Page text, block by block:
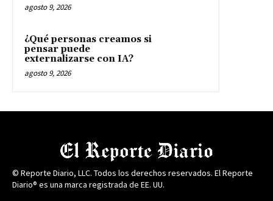
agosto 9, 2026
¿Qué personas creamos si
pensar puede
externalizarse con IA?
agosto 9, 2026
© Reporte Diario, LLC. Todos los derechos reservados. El Reporte
Diario® es una marca registrada de EE. UU.